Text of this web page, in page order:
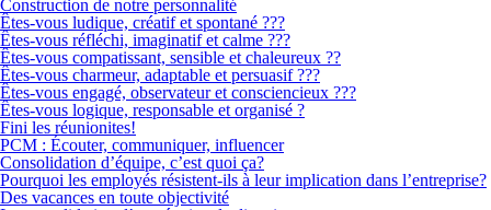
Construction de notre personnalité
Êtes-vous ludique, créatif et spontané ???
Êtes-vous réfléchi, imaginatif et calme ???
Êtes-vous compatissant, sensible et chaleureux ??
Êtes-vous charmeur, adaptable et persuasif ???
Êtes-vous engagé, observateur et consciencieux ???
Êtes-vous logique, responsable et organisé ?
Fini les réunionites!
PCM : Écouter, communiquer, influencer
Consolidation d’équipe, c’est quoi ça?
Pourquoi les employés résistent-ils à leur implication dans l’entreprise?
Des vacances en toute objectivité